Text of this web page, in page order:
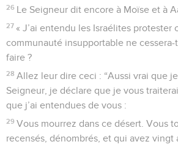
26 Le Seigneur dit encore à Moïse et à
27 « J’ai entendu les Israélites protester
communauté insupportable ne
faire ?
28 Allez leur dire ceci : “Aussi vrai que
Seigneur, je déclare que je vous
que j’ai entendues de vous :
29 Vous mourrez dans ce désert. Vous
recensés, dénombrés, et qui avez vingt